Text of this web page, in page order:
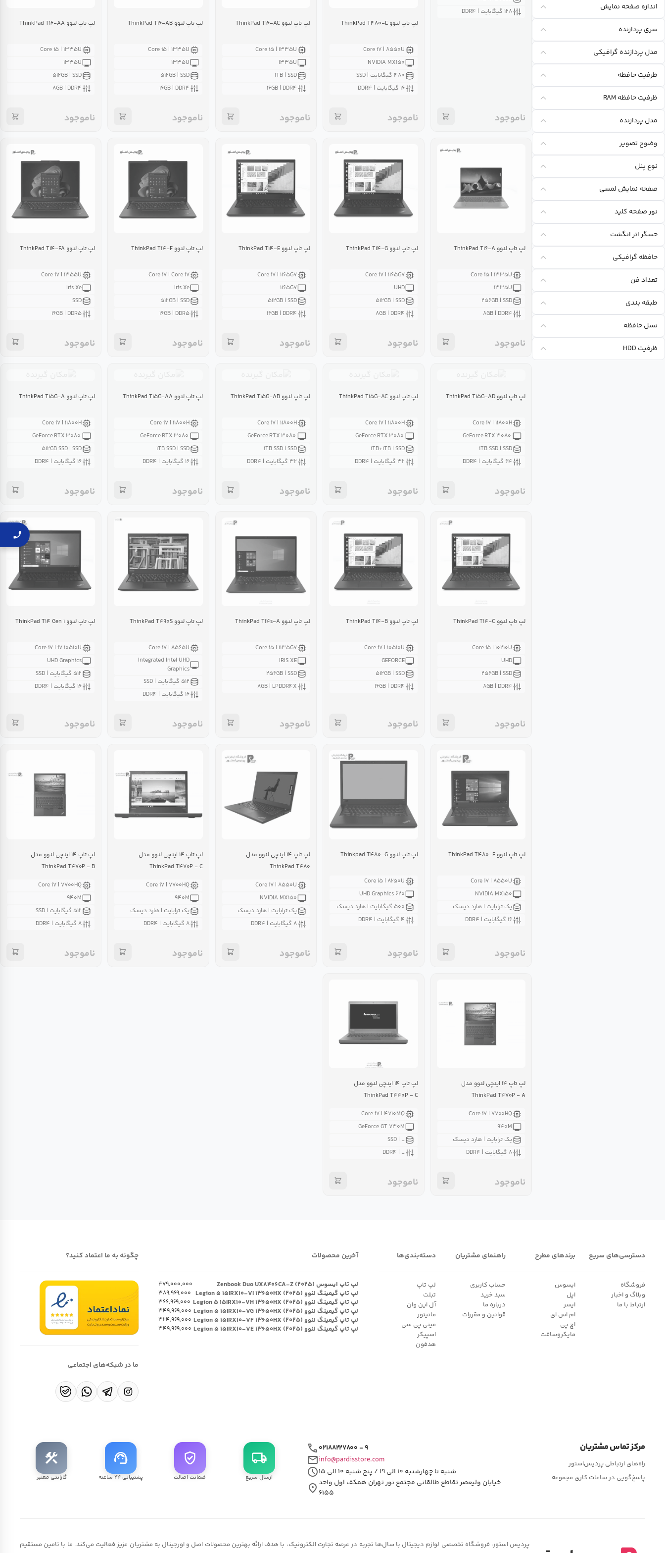
اندازه صفحه نمايش
سری پردازنده
مدل پردازنده گرافيکی
ظرفیت حافظه
ظرفیت حافظه RAM
مدل پردازنده
وضوح تصویر
نوع پنل
صفحه نمایش لمسی
نور صفحه کلید
حسگر اثر انگشت
حافظه گرافیکی
تعداد فن
طبقه بندی
نسل حافظه
ظرفیت HDD
۱۲۸ گیگابایت | DDR۴
ناموجود
لپ تاپ لنوو ThinkPad T۴۸۰-E
Core i۷ | ۸۵۵۰U‌
NVIDIA MX۱۵۰
۴۸۰ گیگابایت | SSD
۱۶ گیگابایت | DDR۴
ناموجود
لپ تاپ لنوو ThinkPad T۱۶-AC
Core i۵ | ۱۳۳۵U
۱۳۳۵U
۱TB | SSD
۱۶GB | DDR۴
ناموجود
لپ تاپ لنوو ThinkPad T۱۶-AB
Core i۵ | ۱۳۳۵U
۱۳۳۵U
۵۱۲GB | SSD
۱۶GB | DDR۴
ناموجود
لپ تاپ لنوو ThinkPad T۱۶-AA
Core i۵ | ۱۳۳۵U
۱۳۳۵U
۵۱۲GB | SSD
۸GB | DDR۴
ناموجود
لپ تاپ لنوو ThinkPad T۱۶-A
Core i۵ | ۱۳۳۵U
۱۳۳۵U
۲۵۶GB | SSD
۸GB | DDR۴
ناموجود
لپ تاپ لنوو ThinkPad T۱۴-G
Core i۷ | ۱۱۶۵G۷
UHD
۵۱۲GB | SSD
۸GB | DDR۴
ناموجود
لپ تاپ لنوو ThinkPad T۱۴-E
Core i۷ | ۱۱۶۵G۷
۱۱۶۵G۷
۵۱۲GB | SSD
۱۶GB | DDR۴
ناموجود
لپ تاپ لنوو ThinkPad T۱۴-F
Core i۷ | Core i۷
Iris Xe
۵۱۲GB | SSD
۱۶GB | DDR۵
ناموجود
لپ تاپ لنوو ThinkPad T۱۴-FA
Core i۷ | ۱۳۵۵U
Iris Xe
SSD
۱۶GB | DDR۵
ناموجود
لپ تاپ لنوو ThinkPad T۱۵G-AD
Core i۷ | ۱۱۸۰۰H
۱TB SSD | SSD
۶۴ گیگابایت | DDR۴
ناموجود
لپ تاپ لنوو ThinkPad T۱۵G-AC
Core i۷ | ۱۱۸۰۰H
۱TB+۱TB | SSD
۳۲ گیگابایت | DDR۴
ناموجود
لپ تاپ لنوو ThinkPad T۱۵G-AB
Core i۷ | ۱۱۸۰۰H
۱TB SSD | SSD
۳۲ گیگابایت | DDR۴
ناموجود
لپ تاپ لنوو ThinkPad T۱۵G-AA
Core i۷ | ۱۱۸۰۰H
۱TB SSD | SSD
۱۶ گیگابایت | DDR۴
ناموجود
لپ تاپ لنوو ThinkPad T۱۵G-A
Core i۷ | ۱۱۸۰۰H
۵۱۲GB SSD | SSD
۱۶ گیگابایت | DDR۴
ناموجود
لپ تاپ لنوو ThinkPad T۱۴-C
Core i۵ | ۱۰۲۱۰U
UHD
۲۵۶GB | SSD
۸GB | DDR۴
ناموجود
لپ تاپ لنوو ThinkPad T۱۴-B
Core i۷ | ۱۰۵۱۰U
GEFORCE
۵۱۲GB | SSD
۱۶GB | DDR۴
ناموجود
لپ تاپ لنوو ThinkPad T۱۴s-A
Core i۵ | ۱۱۳۵G۷
IRIS XE
۲۵۶GB | SSD
۸GB | LPDDR۴X
ناموجود
لپ تاپ لنوو ThinkPad T۴۹۰S
Core i۷ | ۸۵۶۵U
Integrated Intel UHD
Graphics
۵۱۲ گیگابایت | SSD
۱۶ گیگابایت | DDR۴
ناموجود
لپ تاپ لنوو ThinkPad T۱۴ Gen ۱
Core i۷ | i۷ ۱۰۵۱۰U
UHD Graphics
۵۱۲ گیگابایت | SSD
۱۶ گیگابایت | DDR۴
ناموجود
لپ تاپ لنوو ThinkPad T۴۸۰-F
Core i۷ | ۸۵۵۰U‌
NVIDIA MX۱۵۰
یک ترابایت | هارد دیسک
۱۶ گیگابایت | DDR۴
ناموجود
لپ تاپ لنوو Thinkpad T۴۸۰-G
Core i۵ | ۸۲۵۰U
UHD Graphics ۶۲۰
۵۰۰ گیگابایت | هارد دیسک
۴ گیگابایت | DDR۴
ناموجود
لپ تاپ ۱۴ اینچی لنوو مدل
ThinkPad T۴۸۰
Core i۷ | ۸۵۵۰U‌
NVIDIA MX۱۵۰
یک ترابایت | هارد دیسک
۸ گیگابایت | DDR۴
ناموجود
لپ تاپ ۱۴ اینچی لنوو مدل
ThinkPad T۴۷۰P - C
Core i۷ | ۷۷۰۰HQ
۹۴۰M
یک ترابایت | هارد دیسک
۸ گیگابایت | DDR۴
ناموجود
لپ تاپ ۱۴ اینچی لنوو مدل
ThinkPad T۴۷۰P - B
Core i۷ | ۷۷۰۰HQ
۹۴۰M
۵۱۲ گیگابایت | SSD
۸ گیگابایت | DDR۴
ناموجود
لپ تاپ ۱۴ اینچی لنوو مدل
ThinkPad T۴۷۰P - A
Core i۷ | ۷۷۰۰HQ
۹۴۰M
یک ترابایت | هارد دیسک
۸ گیگابایت | DDR۴
ناموجود
لپ تاپ ۱۴ اينچی لنوو مدل
ThinkPad T۴۴۰P - C
Core i۷ | ۴۷۱۰MQ
GeForce GT ۷۳۰M
_ | SSD
_ | DDR۴
ناموجود
دسترسی‌های سریع برندهای مطرح راهنمای مشتریان دسته‌بندی‌ها
فروشگاه
وبلاگ و اخبار
ارتباط با ما
ایسوس
اپل
ایسر
ام اس ای
اچ پی
مایکروسافت
حساب کاربری
سبد خرید
درباره ما
قوانین و مقررات
لپ تاپ
تبلت
آل این وان
مانیتور
مینی پی سی
اسپیکر
هدفون
آخرین محصولات
لپ تاپ ایسوس Zenbook Duo UX۸۴۰۶CA-Z (۲۰۲۵) ۴۷۹,۰۰۰,۰۰۰
لپ تاپ گیمینگ لنوو Legion ۵ ۱۵IRX۱۰-VI ۱۳۶۵۰HX (۲۰۲۵) ۳۸۹,۹۶۹,۰۰۰
لپ تاپ گیمینگ لنوو Legion ۵ ۱۵IRX۱۰-VH ۱۳۶۵۰HX (۲۰۲۵) ۳۶۶,۹۶۹,۰۰۰
لپ تاپ گیمینگ لنوو Legion ۵ ۱۵IRX۱۰-VG ۱۳۶۵۰HX (۲۰۲۵) ۳۴۹,۹۶۹,۰۰۰
لپ تاپ گیمینگ لنوو Legion ۵ ۱۵IRX۱۰-VF ۱۳۶۵۰HX (۲۰۲۵) ۳۲۴,۹۶۹,۰۰۰
لپ تاپ گیمینگ لنوو Legion ۵ ۱۵IRX۱۰-VE ۱۳۶۵۰HX (۲۰۲۵) ۳۴۹,۹۶۹,۰۰۰
چگونه به ما اعتماد کنید؟
ما در شبکه‌های اجتماعی
مرکز تماس مشتریان
راه‌های ارتباطی پردیس‌استور
پاسخ‌گویی در ساعات کاری مجموعه
call۰۲۱۸۸۲۲۷۸۰۰ - ۹
mailinfo@pardisstore.com
schedule شنبه تا چهارشنبه ۱۰ الی ۱۹ / پنج شنبه ۱۰ الی ۱۵
location_onخیابان ولیعصر تقاطع طالقانی مجتمع نور تهران همکف اول واحد
۶۱۵۵
local_shipping
ارسال سریع
verified_user
ضمانت اصالت
support_agent
پشتیبانی ۲۴ ساعته
construction
گارانتی معتبر
پردیس استور، فروشگاه تخصصی لوازم دیجیتال با سال‌ها تجربه در عرصه تجارت الکترونیک، با هدف ارائه بهترین محصولات اصل و اورجینال به مشتریان عزیز فعالیت می‌کند. ما با تامین مستقیم